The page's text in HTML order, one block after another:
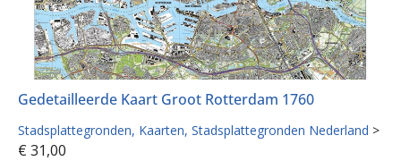
Gedetailleerde Kaart Groot Rotterdam 1760
Stadsplattegronden Kaarten Stadsplattegronden Nederland >
€ 31,00